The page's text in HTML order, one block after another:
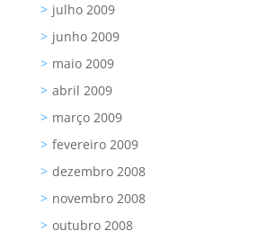
julho 2009
junho 2009
maio 2009
abril 2009
março 2009
fevereiro 2009
dezembro 2008
novembro 2008
outubro 2008